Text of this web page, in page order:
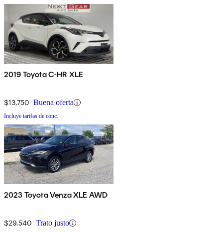
2019 Toyota C-HR XLE
$13,750 Buena oferta
Incluye tarifas de conc.
2023 Toyota Venza XLE AWD
$29,540 Trato justo